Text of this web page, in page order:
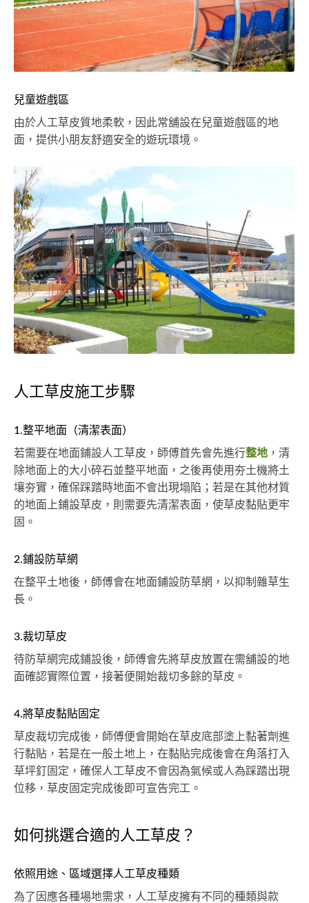
兒童遊戲區
由於人工草皮質地柔軟，因此常舖設在兒童遊戲區的地
面，提供小朋友舒適安全的遊玩環境。
人工草皮施工步驟
1.整平地面（清潔表面）
若需要在地面鋪設人工草皮，師傅首先會先進行整地 ，清
除地面上的大小碎石並整平地面，之後再使用夯土機將土
壤夯實，確保踩踏時地面不會出現塌陷；若是在其他材質
的地面上鋪設草皮，則需要先清潔表面，使草皮黏貼更牢
固。
2.鋪設防草網
在整平土地後，師傅會在地面鋪設防草網，以抑制雜草生
長。
3.裁切草皮
待防草網完成鋪設後，師傅會先將草皮放置在需舖設的地
面確認實際位置，接著便開始裁切多餘的草皮。
4.將草皮黏貼固定
草皮裁切完成後，師傅便會開始在草皮底部塗上黏著劑進
行黏貼，若是在一般土地上，在黏貼完成後會在角落打入
草坪釘固定，確保人工草皮不會因為氣候或人為踩踏出現
位移，草皮固定完成後即可宣告完工。
如何挑選合適的人工草皮？
依照用途、區域選擇人工草皮種類
為了因應各種場地需求，人工草皮擁有不同的種類與款